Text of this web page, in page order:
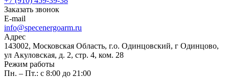
Заказать звонок
E-mail
info@specenergoarm.ru
Адрес
143002, Московская Область, г.о. Одинцовский, г Одинцово,
ул Акуловская, д. 2, стр. 4, ком. 28
Режим работы
Пн. – Пт.: с 8:00 до 21:00